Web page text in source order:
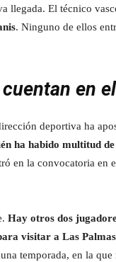
llegada. El técnico
. Ninguno de ellos
en
deportiva ha
ha habido multitud de
en la convocatoria en
Hay otros dos
visitar a Las
temporada, en la